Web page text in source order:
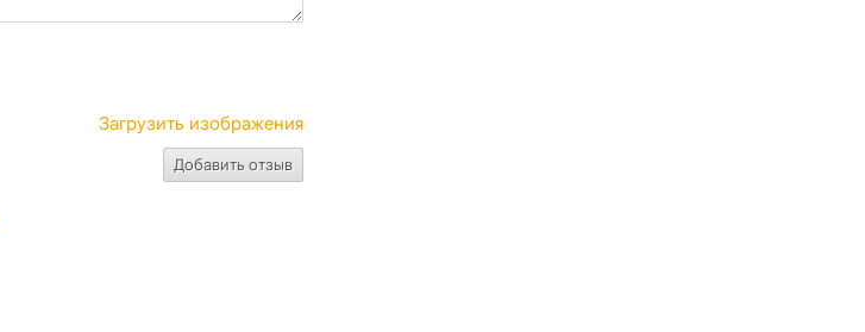
Загрузить изображения